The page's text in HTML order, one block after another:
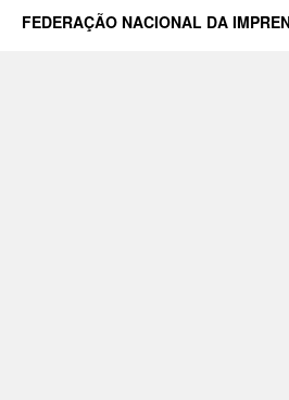
FEDERAÇÃO NACIONAL DA